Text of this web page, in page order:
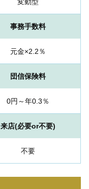
変動型
事務手数料
元金×2.2％
団信保険料
0円～年0.3％
来店(必要or不要)
不要